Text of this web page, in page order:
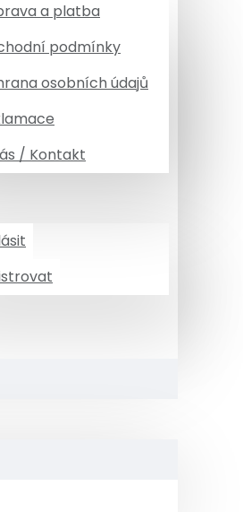
a platba
podmínky
osobních údajů
/ Kontakt